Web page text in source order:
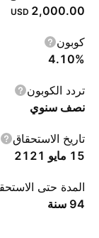
2,000.00
USD
كوبون
4.10%
تردد الكوبون
نصف سنوي
تاريخ الاستحقاق
15 مايو 2121
المدة حتى
‎94‎ سنة‎